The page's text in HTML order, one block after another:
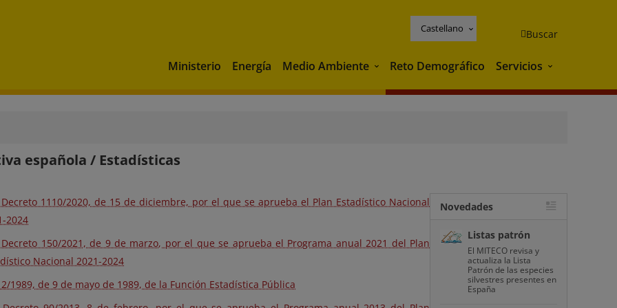
Castellano Buscar
Ministerio Energía Medio Ambiente Medio Ambiente
Reto Demográfico Servicios Servicios
española / Estadísticas
Decreto 1110/2020, de 15 de diciembre, por el que se aprueba el Plan Estadístico Nacional
2024
Decreto 150/2021, de 9 de marzo, por el que se aprueba el Programa anual 2021 del Plan
Nacional 2021-2024
1989, de 9 de mayo de 1989, de la Función Estadística Pública
Novedades
Listas patrón
El MITECO revisa y
actualiza la Lista
Patrón de las especies
silvestres presentes en
España